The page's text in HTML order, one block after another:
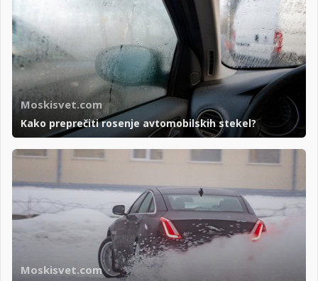
Moskisvet.com
Kako preprečiti rosenje avtomobilskih stekel?
Moskisvet.com